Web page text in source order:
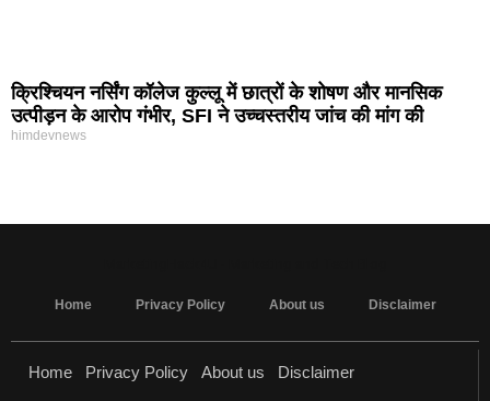
क्रिश्चियन नर्सिंग कॉलेज कुल्लू में छात्रों के शोषण और मानसिक
उत्पीड़न के आरोप गंभीर, SFI ने उच्चस्तरीय जांच की मांग की
himdevnews
Home Privacy Policy About us Disclaimer
Home Privacy Policy About us Disclaimer